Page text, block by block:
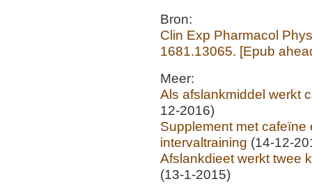
Bron:
Clin Exp Pharmacol
1681.13065. [Epub
Meer:
Als afslankmiddel werkt
12-2016)
Supplement met
intervaltraining (14-12-
Afslankdieet werkt twee
(13-1-2015)